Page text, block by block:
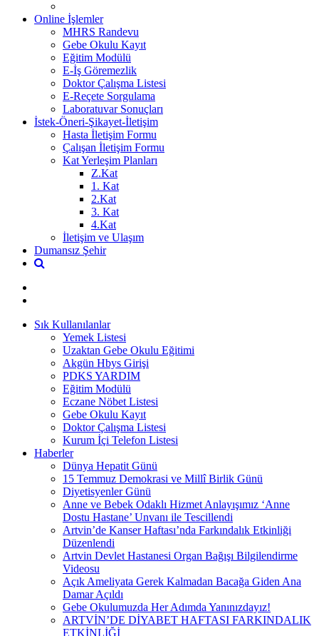
Online İşlemler
MHRS Randevu
Gebe Okulu Kayıt
Eğitim Modülü
E-İş Göremezlik
Doktor Çalışma Listesi
E-Reçete Sorgulama
Laboratuvar Sonuçları
İstek-Öneri-Şikayet-İletişim
Hasta İletişim Formu
Çalışan İletişim Formu
Kat Yerleşim Planları
Z.Kat
1. Kat
2.Kat
3. Kat
4.Kat
İletişim ve Ulaşım
Dumansız Şehir
Sık Kullanılanlar
Yemek Listesi
Uzaktan Gebe Okulu Eğitimi
Akgün Hbys Girişi
PDKS YARDIM
Eğitim Modülü
Eczane Nöbet Listesi
Gebe Okulu Kayıt
Doktor Çalışma Listesi
Kurum İçi Telefon Listesi
Haberler
Dünya Hepatit Günü
15 Temmuz Demokrasi ve Millî Birlik Günü
Diyetisyenler Günü
Anne ve Bebek Odaklı Hizmet Anlayışımız ‘Anne
Dostu Hastane’ Unvanı ile Tescillendi
Artvin’de Kanser Haftası’nda Farkındalık Etkinliği
Düzenlendi
Artvin Devlet Hastanesi Organ Bağışı Bilgilendirme
Videosu
Açık Ameliyata Gerek Kalmadan Bacağa Giden Ana
Damar Açıldı
Gebe Okulumuzda Her Adımda Yanınızdayız!
ARTVİN’DE DİYABET HAFTASI FARKINDALIK
ETKİNLİĞİ